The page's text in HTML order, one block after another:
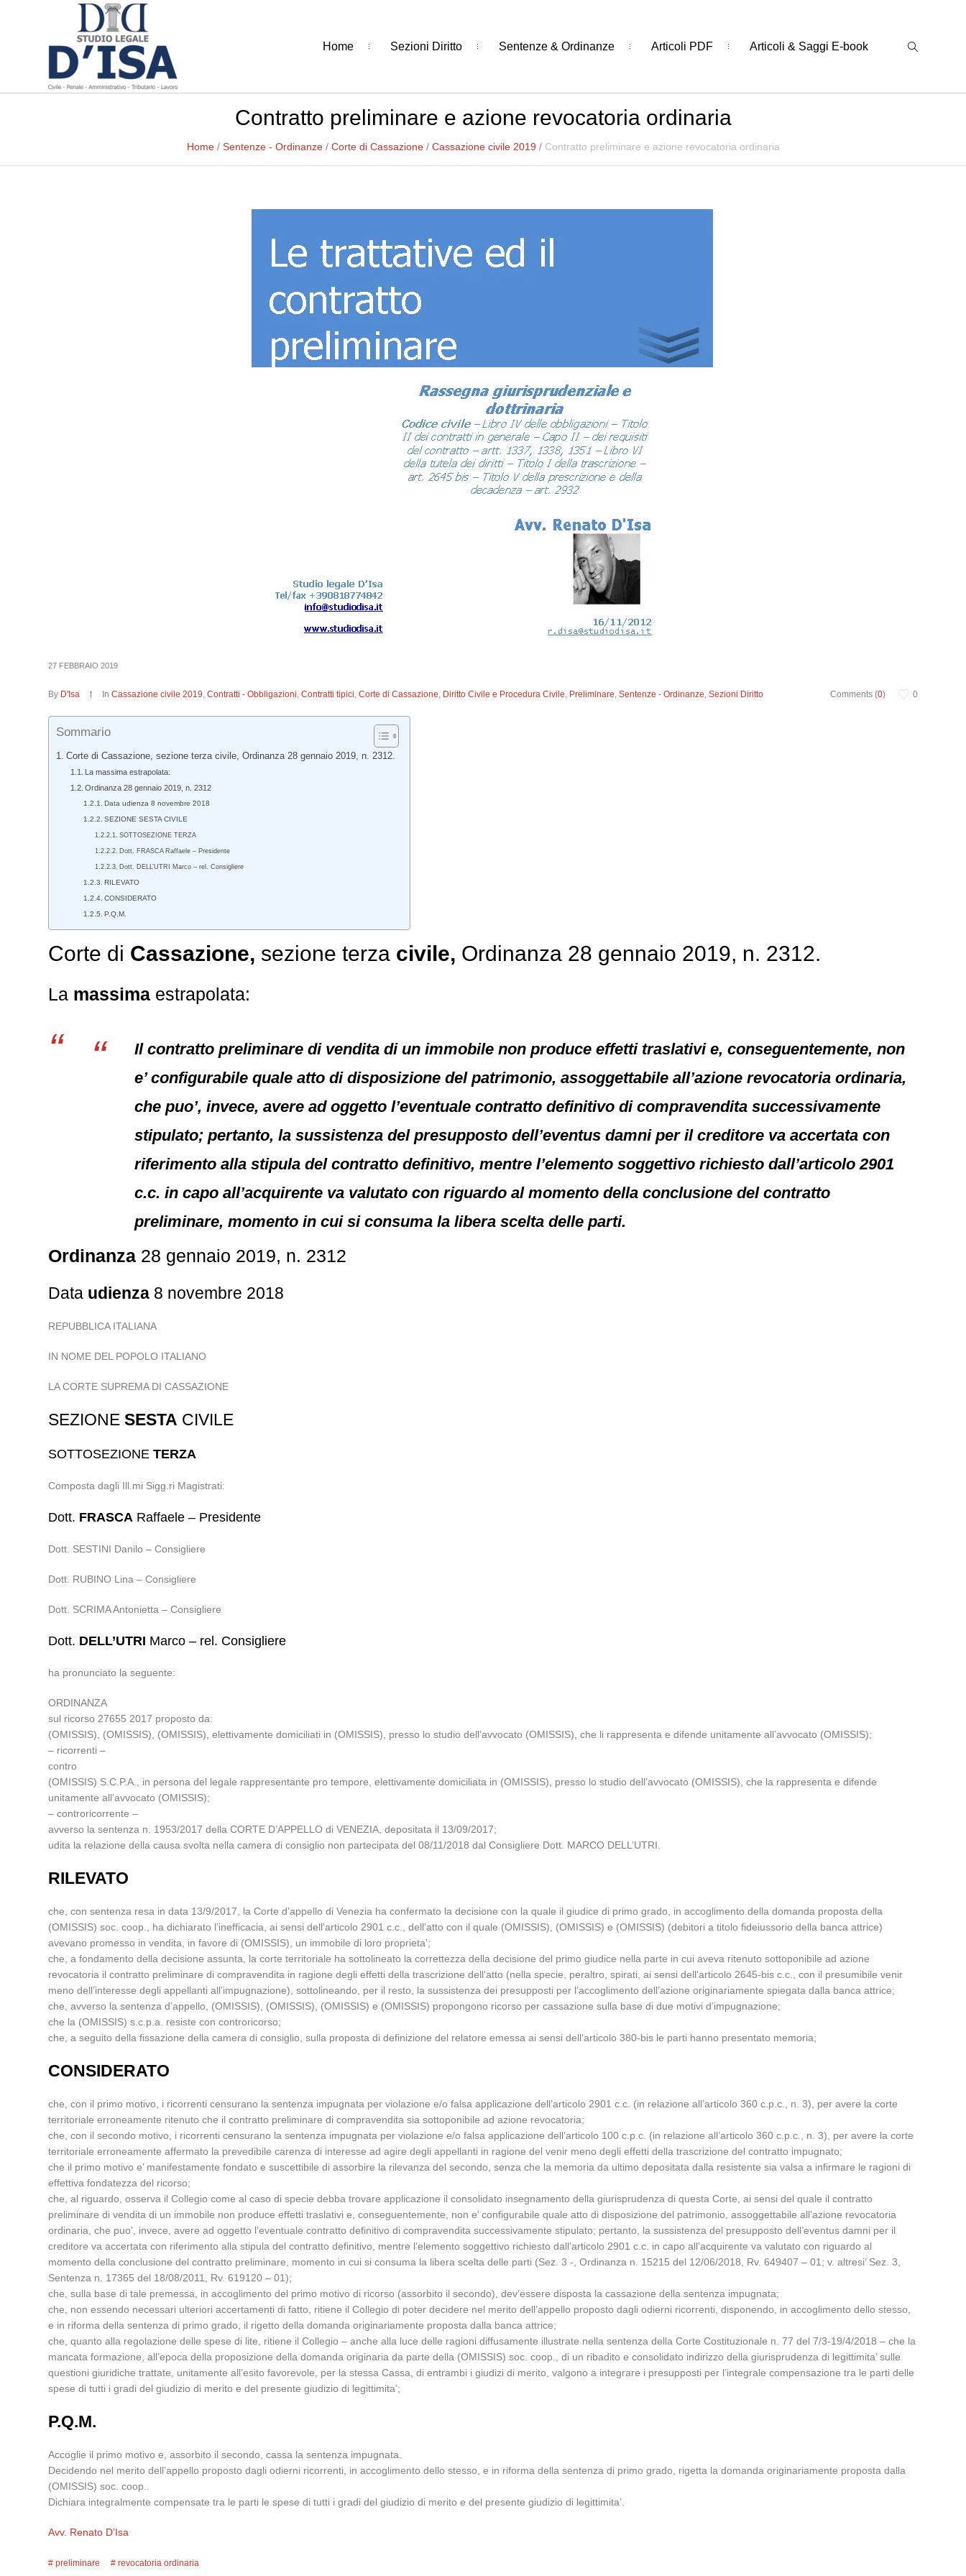
Home Sezioni Diritto Sentenze & Ordinanze Articoli PDF Articoli & Saggi E-book
Contratto preliminare e azione revocatoria ordinaria
Home / Sentenze - Ordinanze / Corte di Cassazione / Cassazione civile 2019 / Contratto preliminare e azione revocatoria ordinaria
27 FEBBRAIO 2019
Comments (0) 0
By D'Isa InCassazione civile 2019,Contratti - Obbligazioni,Contratti tipici,Corte di Cassazione, Diritto Civile e Procedura Civile, Preliminare,Sentenze - Ordinanze,Sezioni Diritto
Sommario
Corte di Cassazione, sezione terza civile, Ordinanza 28 gennaio 2019, n. 2312.
La massima estrapolata:
Ordinanza 28 gennaio 2019, n. 2312
Data udienza 8 novembre 2018
SEZIONE SESTA CIVILE
SOTTOSEZIONE TERZA
Dott. FRASCA Raffaele – Presidente
Dott. DELL’UTRI Marco – rel. Consigliere
RILEVATO
CONSIDERATO
P.Q.M.
Corte di Cassazione, sezione terza civile, Ordinanza 28 gennaio 2019, n. 2312.
La massima estrapolata:
Il contratto preliminare di vendita di un immobile non produce effetti traslativi e, conseguentemente, non
e’ configurabile quale atto di disposizione del patrimonio, assoggettabile all’azione revocatoria ordinaria,
che puo’, invece, avere ad oggetto l’eventuale contratto definitivo di compravendita successivamente
stipulato; pertanto, la sussistenza del presupposto dell’eventus damni per il creditore va accertata con
riferimento alla stipula del contratto definitivo, mentre l’elemento soggettivo richiesto dall’articolo 2901
c.c. in capo all’acquirente va valutato con riguardo al momento della conclusione del contratto
preliminare, momento in cui si consuma la libera scelta delle parti.
Ordinanza 28 gennaio 2019, n. 2312
Data udienza 8 novembre 2018
REPUBBLICA ITALIANA
IN NOME DEL POPOLO ITALIANO
LA CORTE SUPREMA DI CASSAZIONE
SEZIONESESTA CIVILE
SOTTOSEZIONETERZA
Composta dagli Ill.mi Sigg.ri Magistrati:
Dott. FRASCA Raffaele – Presidente
Dott. SESTINI Danilo – Consigliere
Dott. RUBINO Lina – Consigliere
Dott. SCRIMA Antonietta – Consigliere
Dott. DELL’UTRI Marco – rel. Consigliere
ha pronunciato la seguente:
ORDINANZA
sul ricorso 27655 2017 proposto da:
(OMISSIS), (OMISSIS), (OMISSIS), elettivamente domiciliati in (OMISSIS), presso lo studio dell’avvocato (OMISSIS), che li rappresenta e difende unitamente all’avvocato (OMISSIS);
– ricorrenti –
contro
(OMISSIS) S.C.P.A., in persona del legale rappresentante pro tempore, elettivamente domiciliata in (OMISSIS), presso lo studio dell’avvocato (OMISSIS), che la rappresenta e difende
unitamente all’avvocato (OMISSIS);
– controricorrente –
avverso la sentenza n. 1953/2017 della CORTE D’APPELLO di VENEZIA, depositata il 13/09/2017;
udita la relazione della causa svolta nella camera di consiglio non partecipata del 08/11/2018 dal Consigliere Dott. MARCO DELL’UTRI.
RILEVATO
che, con sentenza resa in data 13/9/2017, la Corte d’appello di Venezia ha confermato la decisione con la quale il giudice di primo grado, in accoglimento della domanda proposta della
(OMISSIS) soc. coop., ha dichiarato l’inefficacia, ai sensi dell’articolo 2901 c.c., dell’atto con il quale (OMISSIS), (OMISSIS) e (OMISSIS) (debitori a titolo fideiussorio della banca attrice)
avevano promesso in vendita, in favore di (OMISSIS), un immobile di loro proprieta’;
che, a fondamento della decisione assunta, la corte territoriale ha sottolineato la correttezza della decisione del primo giudice nella parte in cui aveva ritenuto sottoponibile ad azione
revocatoria il contratto preliminare di compravendita in ragione degli effetti della trascrizione dell’atto (nella specie, peraltro, spirati, ai sensi dell’articolo 2645-bis c.c., con il presumibile venir
meno dell’interesse degli appellanti all’impugnazione), sottolineando, per il resto, la sussistenza dei presupposti per l’accoglimento dell’azione originariamente spiegata dalla banca attrice;
che, avverso la sentenza d’appello, (OMISSIS), (OMISSIS), (OMISSIS) e (OMISSIS) propongono ricorso per cassazione sulla base di due motivi d’impugnazione;
che la (OMISSIS) s.c.p.a. resiste con controricorso;
che, a seguito della fissazione della camera di consiglio, sulla proposta di definizione del relatore emessa ai sensi dell’articolo 380-bis le parti hanno presentato memoria;
CONSIDERATO
che, con il primo motivo, i ricorrenti censurano la sentenza impugnata per violazione e/o falsa applicazione dell’articolo 2901 c.c. (in relazione all’articolo 360 c.p.c., n. 3), per avere la corte
territoriale erroneamente ritenuto che il contratto preliminare di compravendita sia sottoponibile ad azione revocatoria;
che, con il secondo motivo, i ricorrenti censurano la sentenza impugnata per violazione e/o falsa applicazione dell’articolo 100 c.p.c. (in relazione all’articolo 360 c.p.c., n. 3), per avere la corte
territoriale erroneamente affermato la prevedibile carenza di interesse ad agire degli appellanti in ragione del venir meno degli effetti della trascrizione del contratto impugnato;
che il primo motivo e’ manifestamente fondato e suscettibile di assorbire la rilevanza del secondo, senza che la memoria da ultimo depositata dalla resistente sia valsa a infirmare le ragioni di
effettiva fondatezza del ricorso;
che, al riguardo, osserva il Collegio come al caso di specie debba trovare applicazione il consolidato insegnamento della giurisprudenza di questa Corte, ai sensi del quale il contratto
preliminare di vendita di un immobile non produce effetti traslativi e, conseguentemente, non e’ configurabile quale atto di disposizione del patrimonio, assoggettabile all’azione revocatoria
ordinaria, che puo’, invece, avere ad oggetto l’eventuale contratto definitivo di compravendita successivamente stipulato; pertanto, la sussistenza del presupposto dell’eventus damni per il
creditore va accertata con riferimento alla stipula del contratto definitivo, mentre l’elemento soggettivo richiesto dall’articolo 2901 c.c. in capo all’acquirente va valutato con riguardo al
momento della conclusione del contratto preliminare, momento in cui si consuma la libera scelta delle parti (Sez. 3 -, Ordinanza n. 15215 del 12/06/2018, Rv. 649407 – 01; v. altresi’ Sez. 3,
Sentenza n. 17365 del 18/08/2011, Rv. 619120 – 01);
che, sulla base di tale premessa, in accoglimento del primo motivo di ricorso (assorbito il secondo), dev’essere disposta la cassazione della sentenza impugnata;
che, non essendo necessari ulteriori accertamenti di fatto, ritiene il Collegio di poter decidere nel merito dell’appello proposto dagli odierni ricorrenti, disponendo, in accoglimento dello stesso,
e in riforma della sentenza di primo grado, il rigetto della domanda originariamente proposta dalla banca attrice;
che, quanto alla regolazione delle spese di lite, ritiene il Collegio – anche alla luce delle ragioni diffusamente illustrate nella sentenza della Corte Costituzionale n. 77 del 7/3-19/4/2018 – che la
mancata formazione, all’epoca della proposizione della domanda originaria da parte della (OMISSIS) soc. coop., di un ribadito e consolidato indirizzo della giurisprudenza di legittimita’ sulle
questioni giuridiche trattate, unitamente all’esito favorevole, per la stessa Cassa, di entrambi i giudizi di merito, valgono a integrare i presupposti per l’integrale compensazione tra le parti delle
spese di tutti i gradi del giudizio di merito e del presente giudizio di legittimita’;
P.Q.M.
Accoglie il primo motivo e, assorbito il secondo, cassa la sentenza impugnata.
Decidendo nel merito dell’appello proposto dagli odierni ricorrenti, in accoglimento dello stesso, e in riforma della sentenza di primo grado, rigetta la domanda originariamente proposta dalla
(OMISSIS) soc. coop..
Dichiara integralmente compensate tra le parti le spese di tutti i gradi del giudizio di merito e del presente giudizio di legittimita’.
Avv. Renato D’Isa
preliminare revocatoria ordinaria